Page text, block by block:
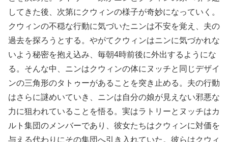
してきた後、次第にクウィンの様子が奇妙になっていく。
クウィンの不穏な行動に気づいたニンは不安を覚え、夫の
過去を探ろうとする。やがてクウィンはニンに気づかれな
いよう秘密を抱え込み、毎朝4時前後に外出するようにな
る。そんな中、ニンはクウィンの体にヌッチと同じデザイ
ンの三角形のタトゥーがあることを突き止める。夫の行動
はさらに謎めいていき、ニンは自分の娘が見えない邪悪な
力に狙われていることを悟る。実はラトリーとヌッチはカ
ルト集団のメンバーであり、彼女たちはクウィンに対価を
与える代わりにその集団へ引き入れていた。彼らはクウィ